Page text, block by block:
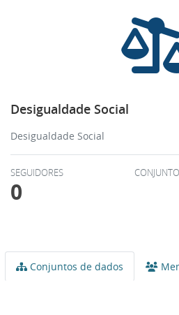
Desigualdade Social
Desigualdade Social
SEGUIDORES
0
Conjuntos de dados